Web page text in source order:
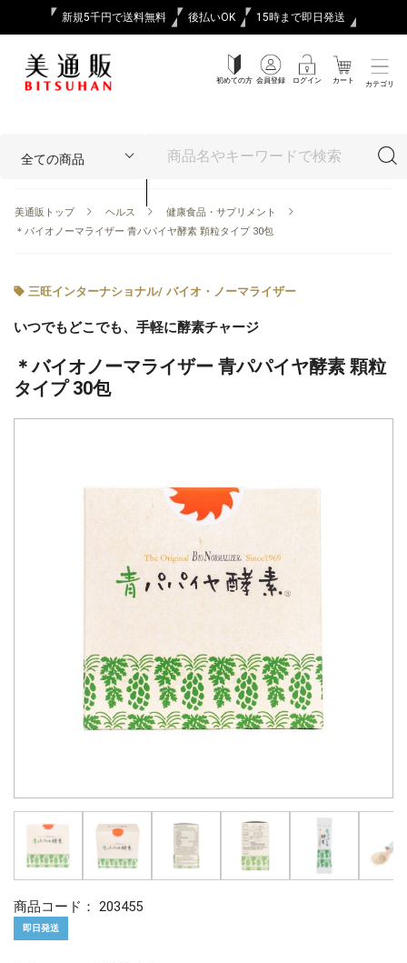
新規5千円で送料無料 後払いOK 15時まで即日発送
初めての方 会員登録 ログイン カート カテゴリ
美通販トップ ヘルス
健康食品・サプリメント
＊バイオノーマライザー 青パパイヤ酵素 顆粒タイプ 30包
三旺インターナショナル/ バイオ・ノーマライザー
いつでもどこでも、手軽に酵素チャージ
＊バイオノーマライザー 青パパイヤ酵素 顆粒
タイプ 30包
商品コード： 203455
即日発送